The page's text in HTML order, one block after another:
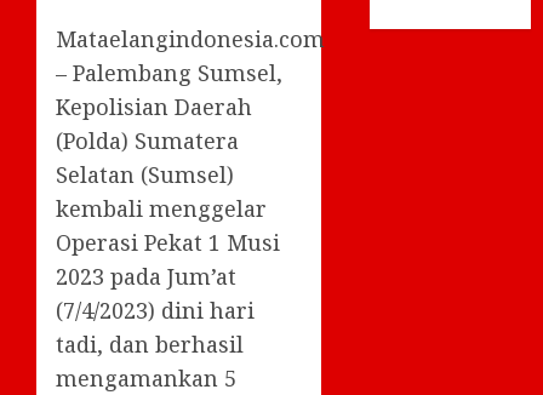
Mataelangindonesia.com
– Palembang Sumsel,
Kepolisian Daerah
(Polda) Sumatera
Selatan (Sumsel)
kembali menggelar
Operasi Pekat 1 Musi
2023 pada Jum’at
(7/4/2023) dini hari
tadi, dan berhasil
mengamankan 5